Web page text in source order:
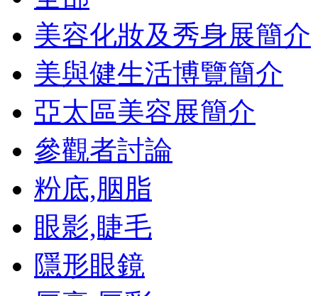
美容化妝及秀身展簡介
美與健生活博覽簡介
亞太區美容展簡介
參觀者討論
粉底,胭脂
眼影,睫毛
隱形眼鏡